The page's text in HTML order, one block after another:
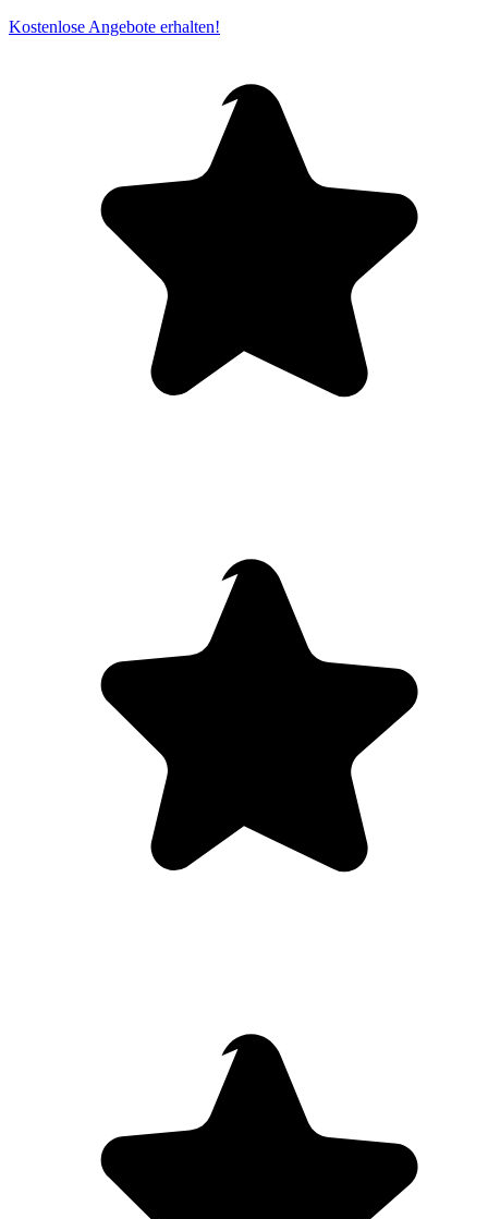
Kostenlose Angebote erhalten!